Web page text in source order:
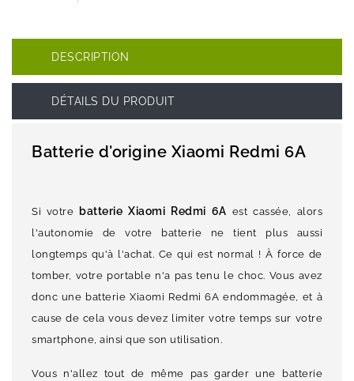
DESCRIPTION
DÉTAILS DU PRODUIT
Batterie d'origine Xiaomi Redmi 6A
Si votre batterie Xiaomi Redmi 6A est cassée, alors
l'autonomie de votre batterie ne tient plus aussi
longtemps qu'à l'achat. Ce qui est normal ! À force de
tomber, votre portable n'a pas tenu le choc. Vous avez
donc une batterie Xiaomi Redmi 6A endommagée, et à
cause de cela vous devez limiter votre temps sur votre
smartphone, ainsi que son utilisation.
Vous n'allez tout de même pas garder une batterie